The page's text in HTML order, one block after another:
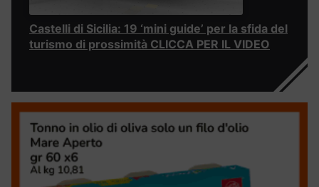
Castelli di Sicilia: 19 ‘mini guide’ per la sfida del
turismo di prossimità CLICCA PER IL VIDEO